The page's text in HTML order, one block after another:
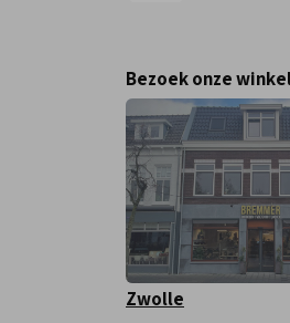
Bezoek onze
Zwolle